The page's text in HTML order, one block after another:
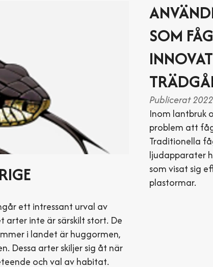
ett intressant urval av
arter inte är särskilt stort. De
i landet är huggormen,
Dessa arter skiljer sig åt när
och val av habitat.
SOM
Publicerat
Inom lantbruk
problem att
Traditionella
ljudapparater
som visat sig
plastormar.